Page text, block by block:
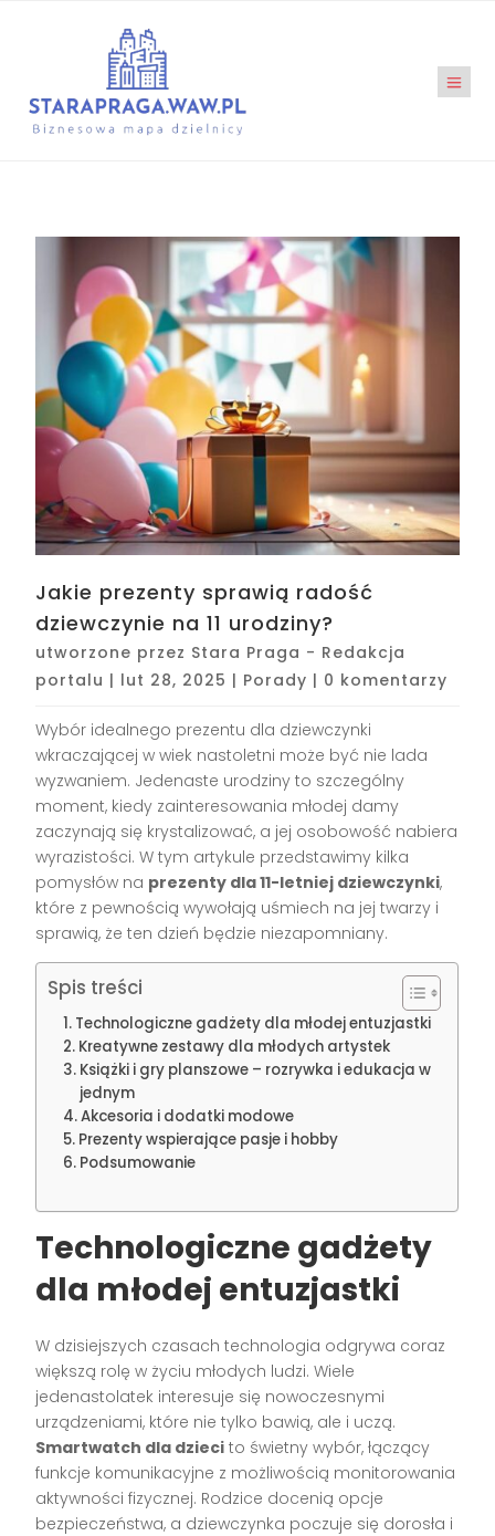
Jakie prezenty sprawią radość
dziewczynie na 11 urodziny?
utworzone przez Stara Praga - Redakcja
portalu | lut 28, 2025 | Porady | 0 komentarzy
Wybór idealnego prezentu dla dziewczynki
wkraczającej w wiek nastoletni może być nie lada
wyzwaniem. Jedenaste urodziny to szczególny
moment, kiedy zainteresowania młodej damy
zaczynają się krystalizować, a jej osobowość nabiera
wyrazistości. W tym artykule przedstawimy kilka
pomysłów na prezenty dla 11-letniej dziewczynki,
które z pewnością wywołają uśmiech na jej twarzy i
sprawią, że ten dzień będzie niezapomniany.
Spis treści
Technologiczne gadżety dla młodej entuzjastki
Kreatywne zestawy dla młodych artystek
Książki i gry planszowe – rozrywka i edukacja w
jednym
Akcesoria i dodatki modowe
Prezenty wspierające pasje i hobby
Podsumowanie
Technologiczne gadżety
dla młodej entuzjastki
W dzisiejszych czasach technologia odgrywa coraz
większą rolę w życiu młodych ludzi. Wiele
jedenastolatek interesuje się nowoczesnymi
urządzeniami, które nie tylko bawią, ale i uczą.
Smartwatch dla dzieci to świetny wybór, łączący
funkcje komunikacyjne z możliwością monitorowania
aktywności fizycznej. Rodzice docenią opcje
bezpieczeństwa, a dziewczynka poczuje się dorosła i